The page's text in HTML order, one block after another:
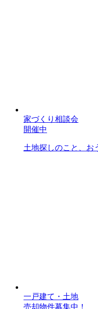
家づくり相談会
開催中
土地探しのこと、お
一戸建て・土地
売却物件募集中！